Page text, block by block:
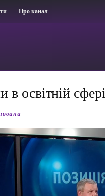
Про канал
в освітній сфері